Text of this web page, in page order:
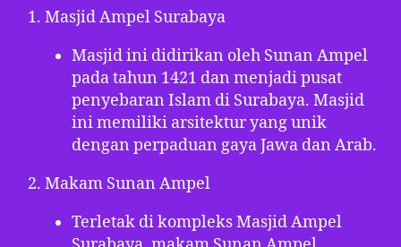
Masjid Ampel Surabaya
Masjid ini didirikan oleh Sunan Ampel
pada tahun 1421 dan menjadi pusat
penyebaran Islam di Surabaya. Masjid
ini memiliki arsitektur yang unik
dengan perpaduan gaya Jawa dan Arab.
Makam Sunan Ampel
Terletak di kompleks Masjid Ampel